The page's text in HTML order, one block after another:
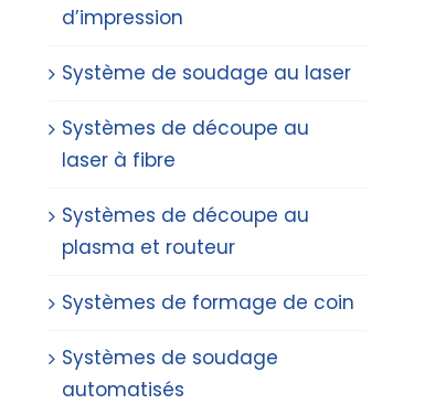
d’impression
Système de soudage au laser
Systèmes de découpe au
laser à fibre
Systèmes de découpe au
plasma et routeur
Systèmes de formage de coin
Systèmes de soudage
automatisés